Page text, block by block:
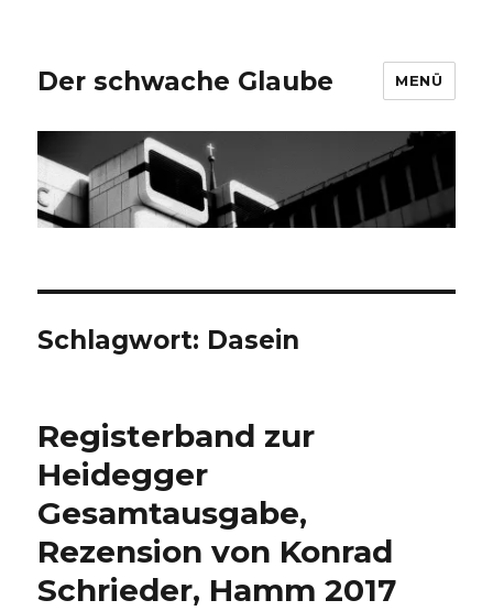
Der schwache Glaube MENÜ
Schlagwort: Dasein
Registerband zur
Heidegger
Gesamtausgabe,
Rezension von Konrad
Schrieder, Hamm 2017